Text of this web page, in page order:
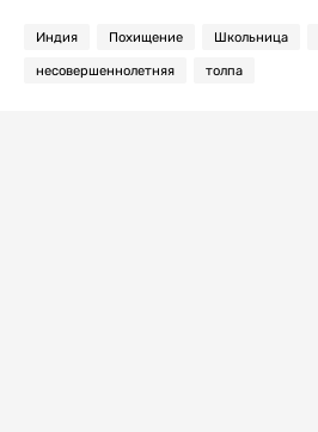
Индия Похищение Школьница
несовершеннолетняя толпа